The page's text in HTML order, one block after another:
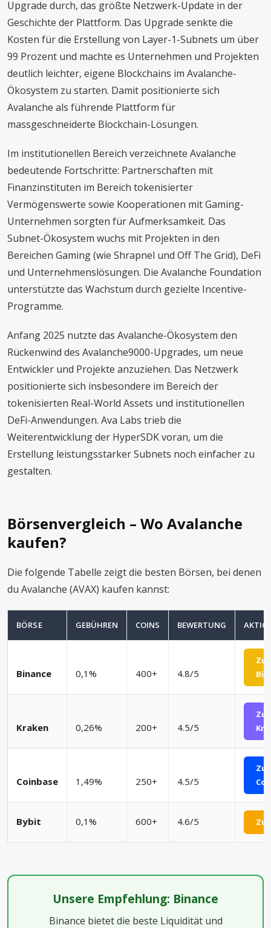
Upgrade durch, das größte Netzwerk-Update in der
Geschichte der Plattform. Das Upgrade senkte die
Kosten für die Erstellung von Layer-1-Subnets um über
99 Prozent und machte es Unternehmen und Projekten
deutlich leichter, eigene Blockchains im Avalanche-
Ökosystem zu starten. Damit positionierte sich
Avalanche als führende Plattform für
massgeschneiderte Blockchain-Lösungen.
Im institutionellen Bereich verzeichnete Avalanche
bedeutende Fortschritte: Partnerschaften mit
Finanzinstituten im Bereich tokenisierter
Vermögenswerte sowie Kooperationen mit Gaming-
Unternehmen sorgten für Aufmerksamkeit. Das
Subnet-Ökosystem wuchs mit Projekten in den
Bereichen Gaming (wie Shrapnel und Off The Grid), DeFi
und Unternehmenslösungen. Die Avalanche Foundation
unterstützte das Wachstum durch gezielte Incentive-
Programme.
Anfang 2025 nutzte das Avalanche-Ökosystem den
Rückenwind des Avalanche9000-Upgrades, um neue
Entwickler und Projekte anzuziehen. Das Netzwerk
positionierte sich insbesondere im Bereich der
tokenisierten Real-World Assets und institutionellen
DeFi-Anwendungen. Ava Labs trieb die
Weiterentwicklung der HyperSDK voran, um die
Erstellung leistungsstarker Subnets noch einfacher zu
gestalten.
Börsenvergleich – Wo Avalanche
kaufen?
Die folgende Tabelle zeigt die besten Börsen, bei denen
du Avalanche (AVAX) kaufen kannst:
BÖRSE GEBÜHREN COINS BEWERTUNG
Binance 0,1% 400+ 4.8/5
Zu
Kraken 0,26% 200+ 4.5/5
Zu
Coinbase 1,49% 250+ 4.5/5
Zu
Bybit 0,1% 600+ 4.6/5 Zu
Unsere Empfehlung: Binance
Binance bietet die beste Liquidität und